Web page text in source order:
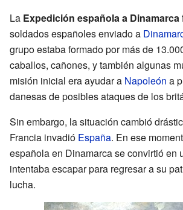
La Expedición española a Dinamarca
soldados españoles enviado a
grupo estaba formado por más de
caballos, cañones, y también algunas
misión inicial era ayudar a Napoleón a
danesas de posibles ataques de los
Sin embargo, la situación cambió
Francia invadió España. En ese
española en Dinamarca se convirtió en
intentaba escapar para regresar a su
lucha.